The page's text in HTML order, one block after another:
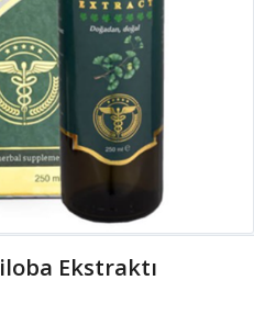
Ekstraktı